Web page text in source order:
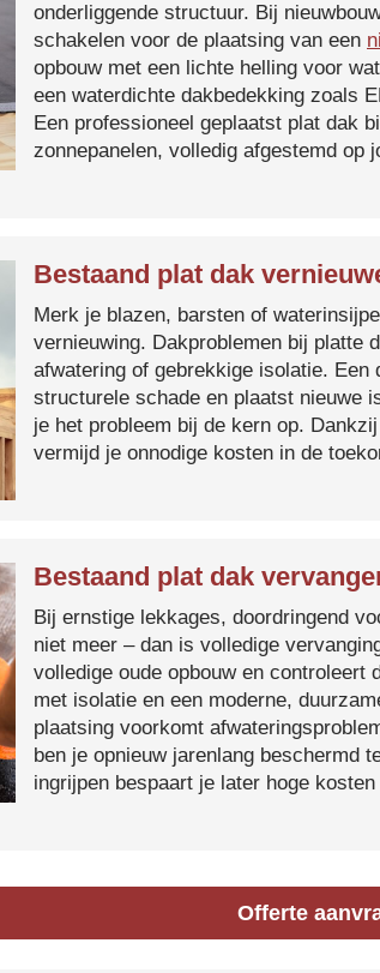
onderliggende structuur. Bij
schakelen voor de plaatsing van een
opbouw met een lichte helling voor
een waterdichte dakbedekking zoals
Een professioneel geplaatst plat dak
zonnepanelen, volledig afgestemd op
Bestaand plat dak
Merk je blazen, barsten of
vernieuwing. Dakproblemen bij platte
afwatering of gebrekkige isolatie.
structurele schade en plaatst nieuwe
je het probleem bij de kern op.
vermijd je onnodige kosten in de
Bestaand plat dak
Bij ernstige lekkages, doordringend
niet meer – dan is volledige
volledige oude opbouw en controleert
met isolatie en een moderne,
plaatsing voorkomt
ben je opnieuw jarenlang beschermd
ingrijpen bespaart je later hoge
Offerte